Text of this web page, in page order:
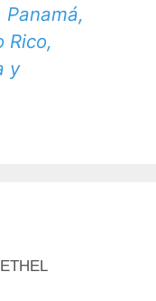
Rico,
y